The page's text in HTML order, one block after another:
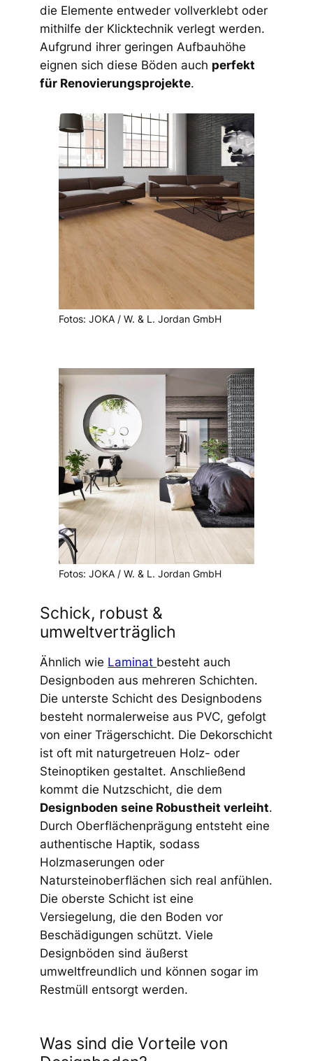
die Elemente entweder vollverklebt oder
mithilfe der Klicktechnik verlegt werden.
Aufgrund ihrer geringen Aufbauhöhe
eignen sich diese Böden auch perfekt
für Renovierungsprojekte.
Fotos: JOKA / W. & L. Jordan GmbH
Fotos: JOKA / W. & L. Jordan GmbH
Schick, robust &
umweltverträglich
Ähnlich wie Laminat besteht auch
Designboden aus mehreren Schichten.
Die unterste Schicht des Designbodens
besteht normalerweise aus PVC, gefolgt
von einer Trägerschicht. Die Dekorschicht
ist oft mit naturgetreuen Holz- oder
Steinoptiken gestaltet. Anschließend
kommt die Nutzschicht, die dem
Designboden seine Robustheit verleiht.
Durch Oberflächenprägung entsteht eine
authentische Haptik, sodass
Holzmaserungen oder
Natursteinoberflächen sich real anfühlen.
Die oberste Schicht ist eine
Versiegelung, die den Boden vor
Beschädigungen schützt. Viele
Designböden sind äußerst
umweltfreundlich und können sogar im
Restmüll entsorgt werden.
Was sind die Vorteile von